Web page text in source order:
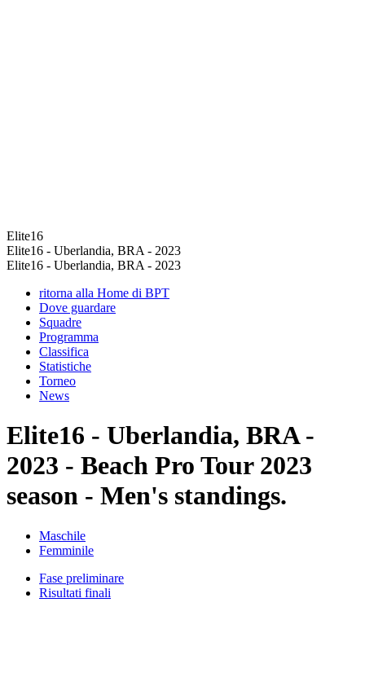
Elite16
Elite16 - Uberlandia, BRA - 2023
Elite16 - Uberlandia, BRA - 2023
ritorna alla Home di BPT
Dove guardare
Squadre
Programma
Classifica
Statistiche
Torneo
News
Elite16 - Uberlandia, BRA -
2023 - Beach Pro Tour 2023
season - Men's standings.
Maschile
Femminile
Fase preliminare
Risultati finali